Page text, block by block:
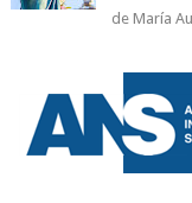
de María